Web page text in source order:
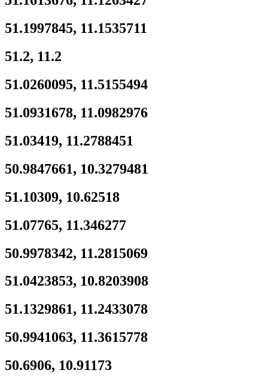
51.1997845, 11.1535711
51.2, 11.2
51.0260095, 11.5155494
51.0931678, 11.0982976
51.03419, 11.2788451
50.9847661, 10.3279481
51.10309, 10.62518
51.07765, 11.346277
50.9978342, 11.2815069
51.0423853, 10.8203908
51.1329861, 11.2433078
50.9941063, 11.3615778
50.6906, 10.91173